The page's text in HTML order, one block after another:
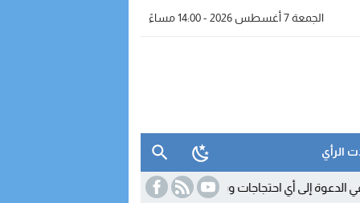
الجمعة 7 أغسطس 2026 - 14:00 مساءً
الرأي